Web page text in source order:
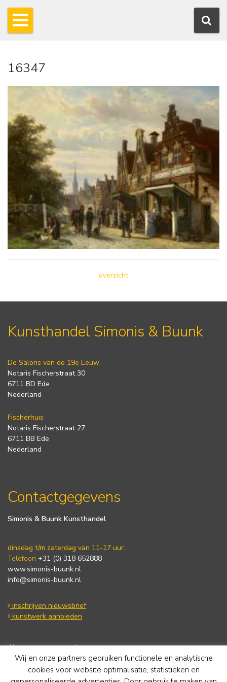
16347
overzicht
Kunsthandel Simonis & Buunk
De Salons van de 19e Eeuw
Notaris Fischerstraat 30
6711 BD Ede
Nederland
Fischerhuis
Notaris Fischerstraat 27
6711 BB Ede
Nederland
Contactgegevens
Simonis & Buunk Kunsthandel
dinsdag t/m zaterdag van 11-17 uur.
Telefoon +31 (0) 318 652888
www.simonis-buunk.nl
info@simonis-buunk.nl
inschrijven nieuwsbrief
kunstwerk aanbieden
Algemene voorwaarden
Privacy statement
Cookie Policy
Disclaimer
Wij en onze partners gebruiken functionele en analytische
cookies voor website optimalisatie, statistieken en